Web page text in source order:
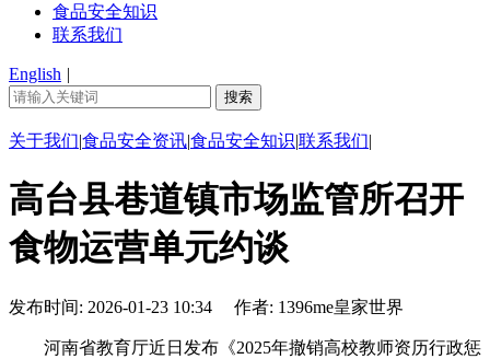
食品安全知识
联系我们
English |
关于我们|食品安全资讯|食品安全知识|联系我们|
高台县巷道镇市场监管所召开
食物运营单元约谈
发布时间: 2026-01-23 10:34 作者: 1396me皇家世界
河南省教育厅近日发布《2025年撤销高校教师资历行政惩